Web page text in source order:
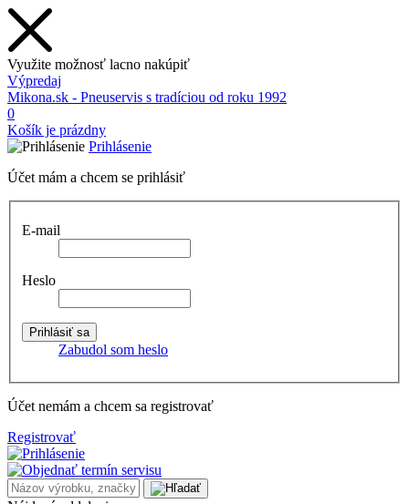
Využite možnosť lacno nakúpiť
Výpredaj
Mikona.sk - Pneuservis s tradíciou od roku 1992
0
Košík je prázdny
Prihlásenie
Účet mám a chcem se prihlásiť
E-mail
Heslo
Zabudol som heslo
Účet nemám a chcem sa registrovať
Registrovať